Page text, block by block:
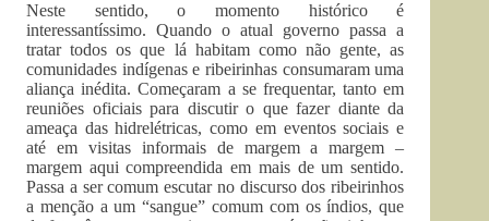
Neste sentido, o momento histórico é
interessantíssimo. Quando o atual governo passa a
tratar todos os que lá habitam como não gente, as
comunidades indígenas e ribeirinhas consumaram uma
aliança inédita. Começaram a se frequentar, tanto em
reuniões oficiais para discutir o que fazer diante da
ameaça das hidrelétricas, como em eventos sociais e
até em visitas informais de margem a margem –
margem aqui compreendida em mais de um sentido.
Passa a ser comum escutar no discurso dos ribeirinhos
a menção a um “sangue” comum com os índios, que